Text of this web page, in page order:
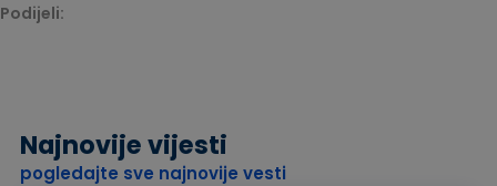
Podijeli:
Najnovije vijesti
pogledajte sve najnovije vesti